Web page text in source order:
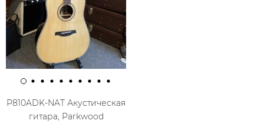
P810ADK-NAT Акустическая
гитара, Parkwood